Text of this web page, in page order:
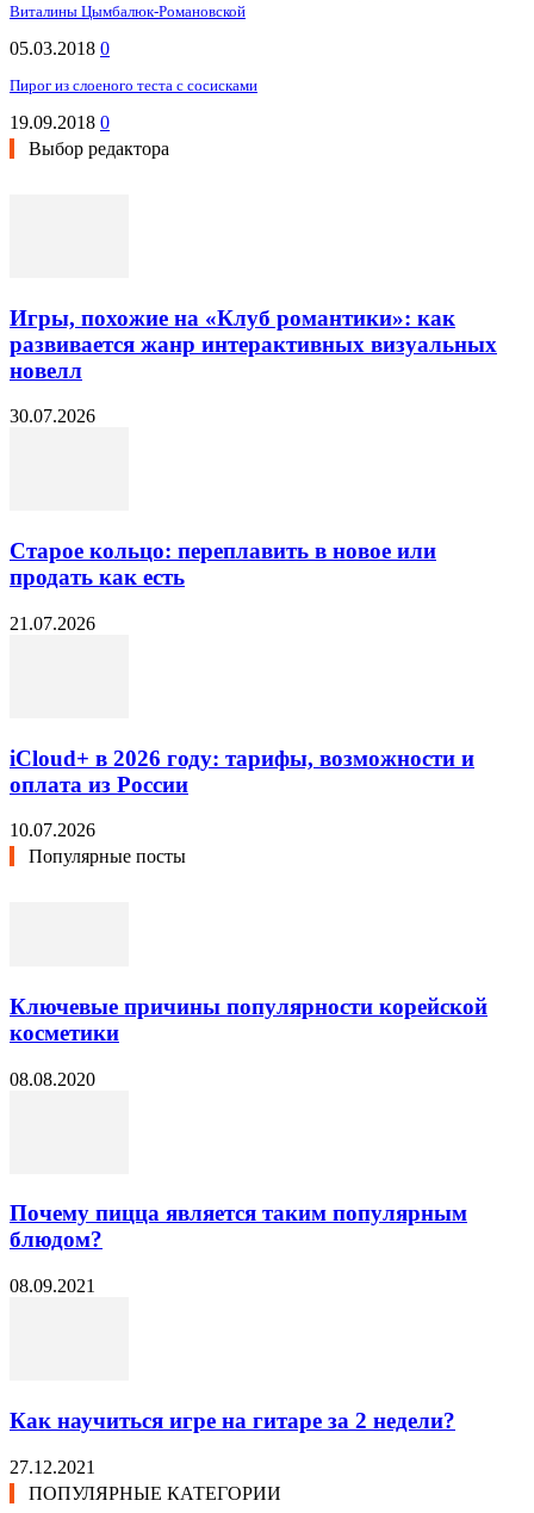
Виталины Цымбалюк-Романовской
05.03.2018 0
Пирог из слоеного теста с сосисками
19.09.2018 0
Выбор редактора
Игры, похожие на «Клуб романтики»: как
развивается жанр интерактивных визуальных
новелл
30.07.2026
Старое кольцо: переплавить в новое или
продать как есть
21.07.2026
iCloud+ в 2026 году: тарифы, возможности и
оплата из России
10.07.2026
Популярные посты
Ключевые причины популярности корейской
косметики
08.08.2020
Почему пицца является таким популярным
блюдом?
08.09.2021
Как научиться игре на гитаре за 2 недели?
27.12.2021
ПОПУЛЯРНЫЕ КАТЕГОРИИ